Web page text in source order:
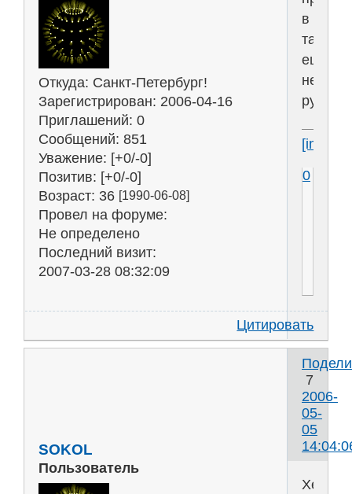
Откуда: Санкт-Петербург!
Зарегистрирован: 2006-04-16
Приглашений: 0
Сообщений: 851
Уважение: [+0/-0]
Позитив: [+0/-0]
Возраст: 36 [1990-06-08]
Провел на форуме:
Не определено
Последний визит:
2007-03-28 08:32:09
в
такие
ещё
не
0
Цитировать
7
2006-
05-
05
SOKOL
Пользователь